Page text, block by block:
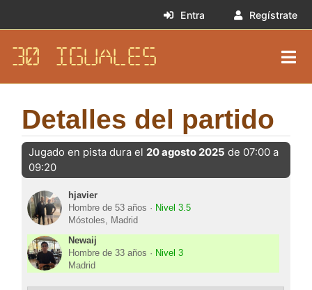
Entra Regístrate
30 IGUALES
Detalles del partido
Jugado en pista dura el 20 agosto 2025 de 07:00 a
09:20
hjavier
Hombre de 53 años · Nivel 3.5
Móstoles, Madrid
Newaij
Hombre de 33 años · Nivel 3
Madrid